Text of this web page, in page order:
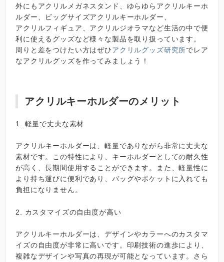
外にもアクリルメガネスタンド、ゆらゆらアクリルキーホ
ルダー、ビッグサイズアクリルキーホルダー、
アクリルフィギュア、アクリルジオラマなど生活の中で便
利に使えるグッズなど様々な製品を取り扱っています。
周りと差をつけたい方はぜひアクリルグッズ研究所でレア
なアクリルグッズを作ってみましょう！
アクリルキーホルダーのメリット
1. 軽量で丈夫な素材
アクリルキーホルダーは、軽量でありながら非常に丈夫な
素材です。この特性により、キーホルダーとしての耐久性
が高く、長期間使用することができます。また、軽量性に
より持ち運びに便利であり、バッグやポケットに入れても
負担になりません。
2. カスタマイズの自由度が高い
アクリルキーホルダーは、デザインやカラーへのカスタマ
イズの自由度が非常に高いです。印刷技術の進歩により、
複雑なデザインや写真の再現が可能となっています。さら